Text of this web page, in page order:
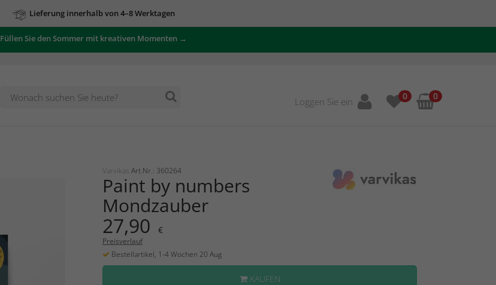
Lieferung innerhalb von 4–8 Werktagen
Füllen Sie den Sommer mit kreativen Momenten →
Loggen Sie ein 0 0
Varvikas Art.Nr.: 360264
Paint by numbers
Mondzauber
27,90 €
Preisverlauf
Bestellartikel, 1-4 Wochen 20 Aug
KAUFEN